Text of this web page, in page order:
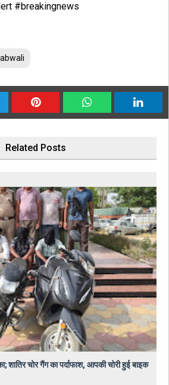
#breakingnews
Related Posts
शातिर चोर गैंग का पर्दाफाश, आपकी चोरी हुई बाइक